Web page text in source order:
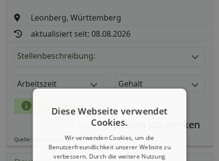
Leonberg, Württemberg
aktualisiert seit: 08.08.2026
Stellenbeschreibung:
Arbeitszeit Gehalt
mehr Details
Teilen
Quelle: germanpersonnel.de
Diese Webseite verwendet
Cookies.
Wir verwenden Cookies, um die
Benutzerfreundlichkeit unserer Website zu
verbessern. Durch die weitere Nutzung